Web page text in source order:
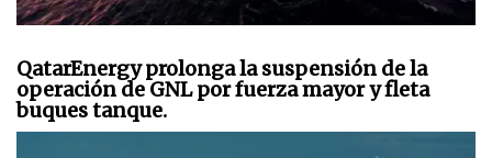
QatarEnergy prolonga la suspensión de la
operación de GNL por fuerza mayor y fleta
buques tanque.